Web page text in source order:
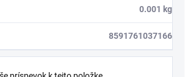
0.001 kg
8591761037166